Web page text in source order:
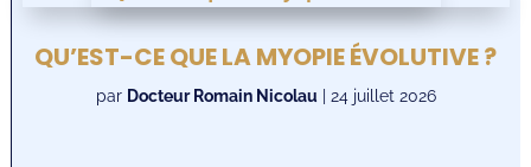
QU’EST-CE QUE LA MYOPIE ÉVOLUTIVE ?
par Docteur Romain Nicolau | 24 juillet 2026